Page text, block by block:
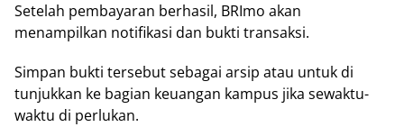
Setelah pembayaran berhasil, BRImo akan
menampilkan notifikasi dan bukti transaksi.
Simpan bukti tersebut sebagai arsip atau untuk di
tunjukkan ke bagian keuangan kampus jika sewaktu-
waktu di perlukan.